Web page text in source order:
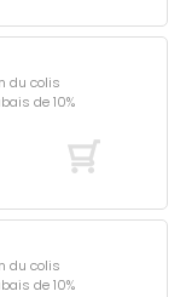
du colis
de 10%
du colis
de 10%